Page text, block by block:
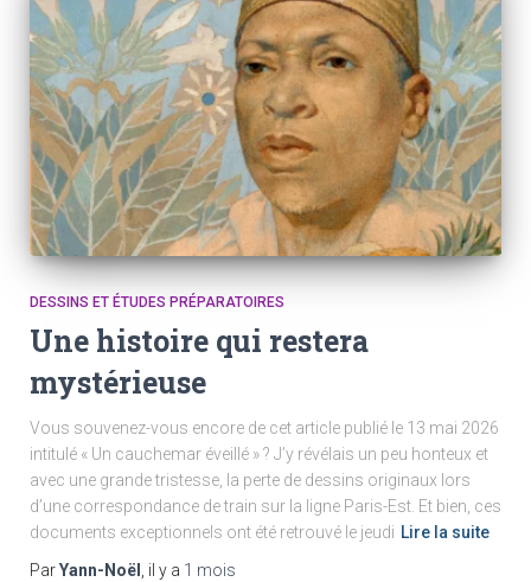
DESSINS ET ÉTUDES PRÉPARATOIRES
Une histoire qui restera
mystérieuse
Vous souvenez-vous encore de cet article publié le 13 mai 2026
intitulé « Un cauchemar éveillé » ? J’y révélais un peu honteux et
avec une grande tristesse, la perte de dessins originaux lors
d’une correspondance de train sur la ligne Paris-Est. Et bien, ces
documents exceptionnels ont été retrouvé le jeudi Lire la suite
ParYann-Noël , il y a 1 mois